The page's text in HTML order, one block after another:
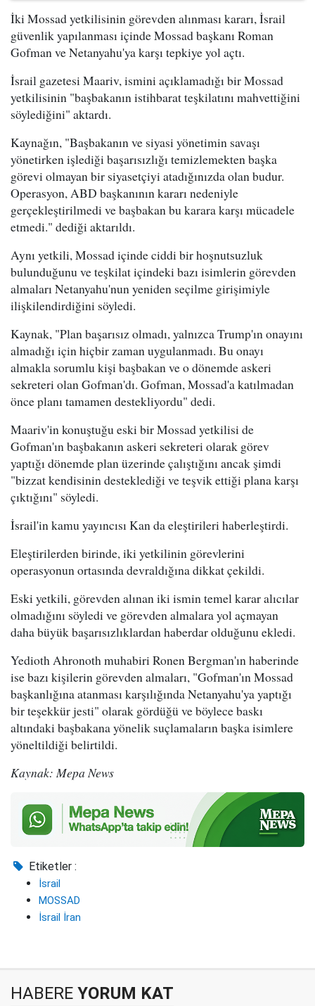
İki Mossad yetkilisinin görevden alınması kararı, İsrail
güvenlik yapılanması içinde Mossad başkanı Roman
Gofman ve Netanyahu'ya karşı tepkiye yol açtı.
İsrail gazetesi Maariv, ismini açıklamadığı bir Mossad
yetkilisinin "başbakanın istihbarat teşkilatını mahvettiğini
söylediğini" aktardı.
Kaynağın, "Başbakanın ve siyasi yönetimin savaşı
yönetirken işlediği başarısızlığı temizlemekten başka
görevi olmayan bir siyasetçiyi atadığınızda olan budur.
Operasyon, ABD başkanının kararı nedeniyle
gerçekleştirilmedi ve başbakan bu karara karşı mücadele
etmedi." dediği aktarıldı.
Aynı yetkili, Mossad içinde ciddi bir hoşnutsuzluk
bulunduğunu ve teşkilat içindeki bazı isimlerin görevden
almaları Netanyahu'nun yeniden seçilme girişimiyle
ilişkilendirdiğini söyledi.
Kaynak, "Plan başarısız olmadı, yalnızca Trump'ın onayını
almadığı için hiçbir zaman uygulanmadı. Bu onayı
almakla sorumlu kişi başbakan ve o dönemde askeri
sekreteri olan Gofman'dı. Gofman, Mossad'a katılmadan
önce planı tamamen destekliyordu" dedi.
Maariv'in konuştuğu eski bir Mossad yetkilisi de
Gofman'ın başbakanın askeri sekreteri olarak görev
yaptığı dönemde plan üzerinde çalıştığını ancak şimdi
"bizzat kendisinin desteklediği ve teşvik ettiği plana karşı
çıktığını" söyledi.
İsrail'in kamu yayıncısı Kan da eleştirileri haberleştirdi.
Eleştirilerden birinde, iki yetkilinin görevlerini
operasyonun ortasında devraldığına dikkat çekildi.
Eski yetkili, görevden alınan iki ismin temel karar alıcılar
olmadığını söyledi ve görevden almalara yol açmayan
daha büyük başarısızlıklardan haberdar olduğunu ekledi.
Yedioth Ahronoth muhabiri Ronen Bergman'ın haberinde
ise bazı kişilerin görevden almaları, "Gofman'ın Mossad
başkanlığına atanması karşılığında Netanyahu'ya yaptığı
bir teşekkür jesti" olarak gördüğü ve böylece baskı
altındaki başbakana yönelik suçlamaların başka isimlere
yöneltildiği belirtildi.
Kaynak: Mepa News
Etiketler :
İsrail
MOSSAD
İsrail İran
HABERE YORUM KAT